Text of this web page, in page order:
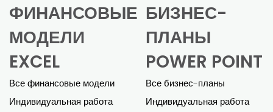
ФИНАНСОВЫЕ
МОДЕЛИ
EXCEL
Все финансовые модели
Индивидуальная работа
БИЗНЕС-
ПЛАНЫ
POWER POINT
Все бизнес-планы
Индивидуальная работа